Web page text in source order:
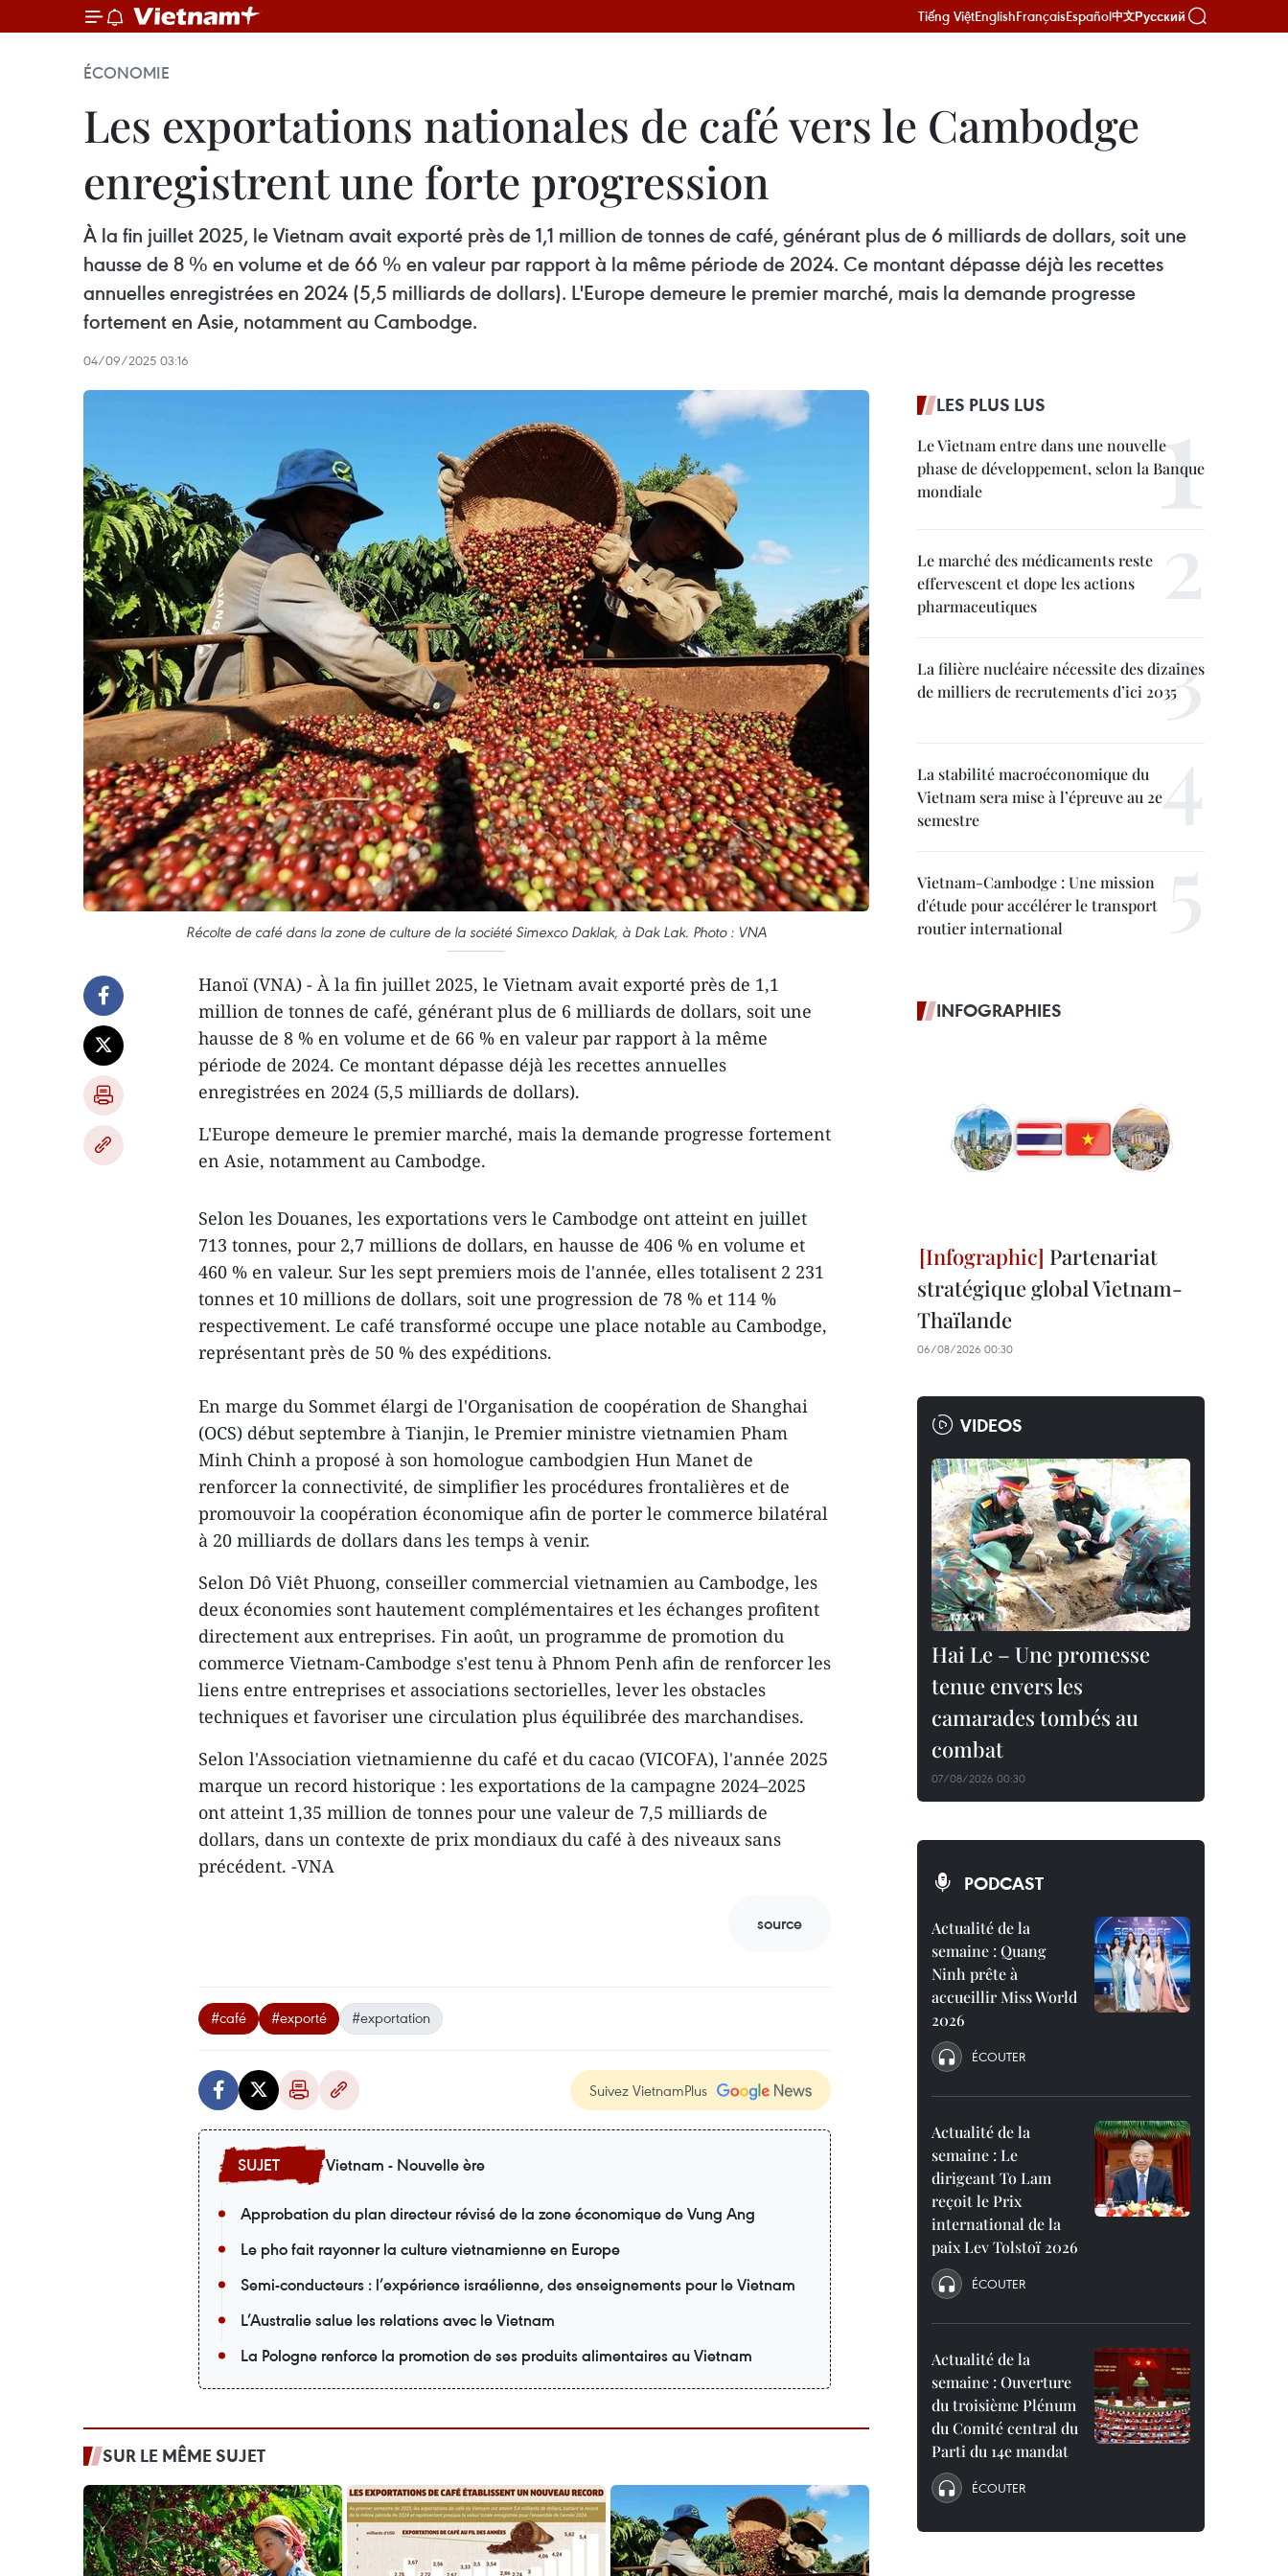
Tiếng ViệtEnglishFrançaisEspañol中文Русский
ÉCONOMIE
Les exportations nationales de café vers le Cambodge
enregistrent une forte progression
À la fin juillet 2025, le Vietnam avait exporté près de 1,1 million de tonnes de café, générant plus de 6 milliards de dollars, soit une
hausse de 8 % en volume et de 66 % en valeur par rapport à la même période de 2024. Ce montant dépasse déjà les recettes
annuelles enregistrées en 2024 (5,5 milliards de dollars). L'Europe demeure le premier marché, mais la demande progresse
fortement en Asie, notamment au Cambodge.
04/09/2025 03:16
Récolte de café dans la zone de culture de la société Simexco Daklak, à Dak Lak. Photo : VNA
Hanoï (VNA) - À la fin juillet 2025, le Vietnam avait exporté près de 1,1
million de tonnes de café, générant plus de 6 milliards de dollars, soit une
hausse de 8 % en volume et de 66 % en valeur par rapport à la même
période de 2024. Ce montant dépasse déjà les recettes annuelles
enregistrées en 2024 (5,5 milliards de dollars).
L'Europe demeure le premier marché, mais la demande progresse fortement
en Asie, notamment au Cambodge.
Selon les Douanes, les exportations vers le Cambodge ont atteint en juillet
713 tonnes, pour 2,7 millions de dollars, en hausse de 406 % en volume et
460 % en valeur. Sur les sept premiers mois de l'année, elles totalisent 2 231
tonnes et 10 millions de dollars, soit une progression de 78 % et 114 %
respectivement. Le café transformé occupe une place notable au Cambodge,
représentant près de 50 % des expéditions.
En marge du Sommet élargi de l'Organisation de coopération de Shanghai
(OCS) début septembre à Tianjin, le Premier ministre vietnamien Pham
Minh Chinh a proposé à son homologue cambodgien Hun Manet de
renforcer la connectivité, de simplifier les procédures frontalières et de
promouvoir la coopération économique afin de porter le commerce bilatéral
à 20 milliards de dollars dans les temps à venir.
Selon Dô Viêt Phuong, conseiller commercial vietnamien au Cambodge, les
deux économies sont hautement complémentaires et les échanges profitent
directement aux entreprises. Fin août, un programme de promotion du
commerce Vietnam-Cambodge s'est tenu à Phnom Penh afin de renforcer les
liens entre entreprises et associations sectorielles, lever les obstacles
techniques et favoriser une circulation plus équilibrée des marchandises.
Selon l'Association vietnamienne du café et du cacao (VICOFA), l'année 2025
marque un record historique : les exportations de la campagne 2024–2025
ont atteint 1,35 million de tonnes pour une valeur de 7,5 milliards de
dollars, dans un contexte de prix mondiaux du café à des niveaux sans
précédent. -VNA
source
#café #exporté #exportation
Suivez VietnamPlus
Vietnam - Nouvelle ère
Approbation du plan directeur révisé de la zone économique de Vung Ang
Le pho fait rayonner la culture vietnamienne en Europe
Semi-conducteurs : l’expérience israélienne, des enseignements pour le Vietnam
L’Australie salue les relations avec le Vietnam
La Pologne renforce la promotion de ses produits alimentaires au Vietnam
SUR LE MÊME SUJET
LES PLUS LUS
Le Vietnam entre dans une nouvelle
phase de développement, selon la Banque
mondiale
Le marché des médicaments reste
effervescent et dope les actions
pharmaceutiques
La filière nucléaire nécessite des dizaines
de milliers de recrutements d’ici 2035
La stabilité macroéconomique du
Vietnam sera mise à l’épreuve au 2e
semestre
Vietnam-Cambodge : Une mission
d'étude pour accélérer le transport
routier international
INFOGRAPHIES
Partenariat
stratégique global Vietnam-
Thaïlande
06/08/2026 00:30
VIDEOS
Hai Le – Une promesse
tenue envers les
camarades tombés au
combat
07/08/2026 00:30
PODCAST
Actualité de la
semaine : Quang
Ninh prête à
accueillir Miss World
2026
ÉCOUTER
Actualité de la
semaine : Le
dirigeant To Lam
reçoit le Prix
international de la
paix Lev Tolstoï 2026
ÉCOUTER
Actualité de la
semaine : Ouverture
du troisième Plénum
du Comité central du
Parti du 14e mandat
ÉCOUTER